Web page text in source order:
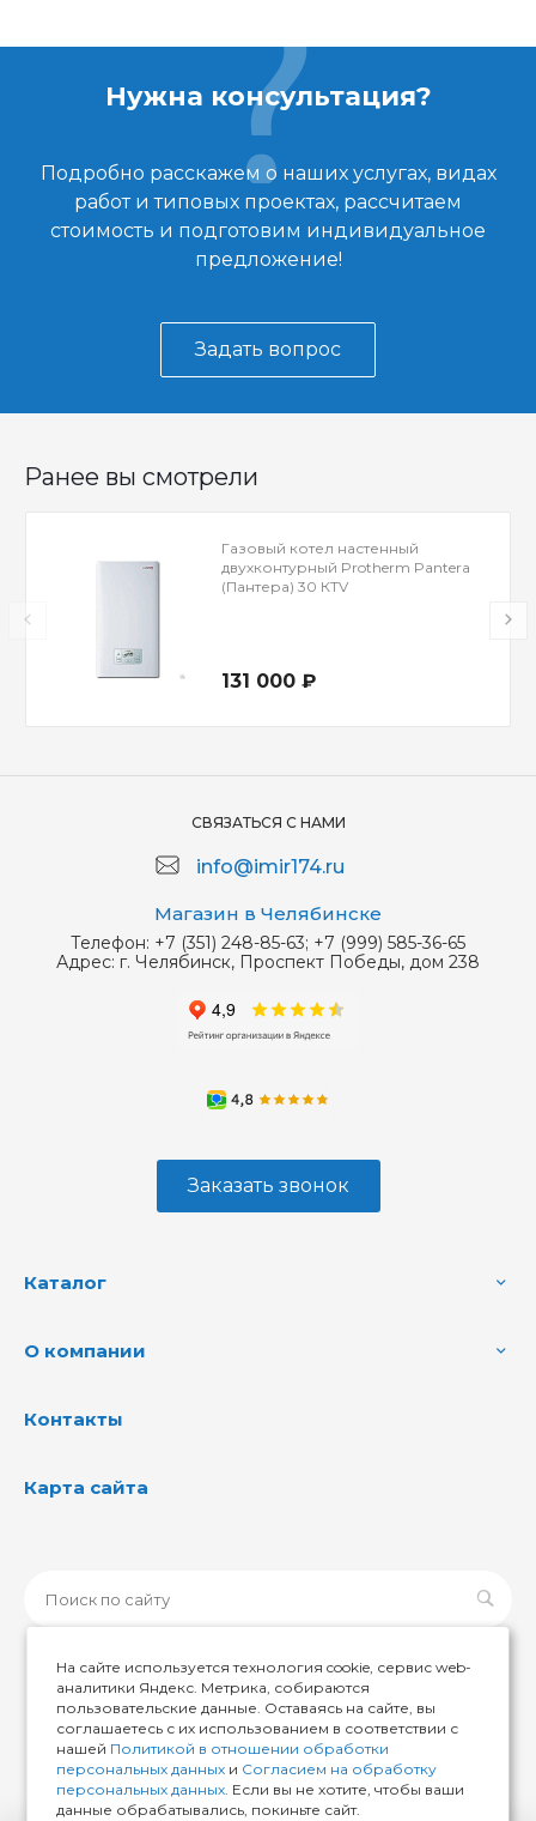
Нужна консультация?
Подробно расскажем о наших услугах, видах
работ и типовых проектах, рассчитаем
стоимость и подготовим индивидуальное
предложение!
Задать вопрос
Ранее вы смотрели
Газовый котел настенный
двухконтурный Protherm Pantera
(Пантера) 30 КTV
131 000 ₽
СВЯЗАТЬСЯ С НАМИ
info@imir174.ru
Магазин в Челябинске
Телефон: +7 (351) 248-85-63; +7 (999) 585-36-65
Адрес: г. Челябинск, Проспект Победы, дом 238
Заказать звонок
Каталог
О компании
Контакты
Карта сайта
© 2026 ИМИР174, Все права защищены
На сайте используется технология cookie, сервис web-
аналитики Яндекс. Метрика, собираются
пользовательские данные. Оставаясь на сайте, вы
соглашаетесь с их использованием в соответствии с
нашей Политикой в отношении обработки
персональных данных и Согласием на обработку
персональных данных. Если вы не хотите, чтобы ваши
данные обрабатывались, покиньте сайт.